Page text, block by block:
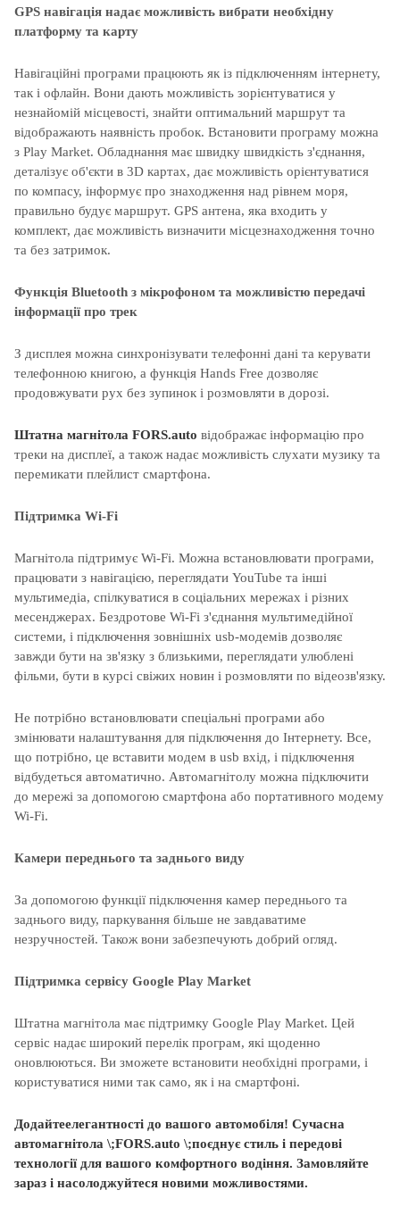
GPS навігація надає можливість вибрати необхідну
платформу та карту
Навігаційні програми працюють як із підключенням інтернету,
так і офлайн. Вони дають можливість зорієнтуватися у
незнайомій місцевості, знайти оптимальний маршрут та
відображають наявність пробок. Встановити програму можна
з Play Market. Обладнання має швидку швидкість з'єднання,
деталізує об'єкти в 3D картах, дає можливість орієнтуватися
по компасу, інформує про знаходження над рівнем моря,
правильно будує маршрут. GPS антена, яка входить у
комплект, дає можливість визначити місцезнаходження точно
та без затримок.
Функція Bluetooth з мікрофоном та можливістю передачі
інформації про трек
З дисплея можна синхронізувати телефонні дані та керувати
телефонною книгою, а функція Hands Free дозволяє
продовжувати рух без зупинок і розмовляти в дорозі.
Штатна магнітола FORS.auto відображає інформацію про
треки на дисплеї, а також надає можливість слухати музику та
перемикати плейлист смартфона.
Підтримка Wi-Fi
Магнітола підтримує Wi-Fi. Можна встановлювати програми,
працювати з навігацією, переглядати YouTube та інші
мультимедіа, спілкуватися в соціальних мережах і різних
месенджерах. Бездротове Wi-Fi з'єднання мультимедійної
системи, і підключення зовнішніх usb-модемів дозволяє
завжди бути на зв'язку з близькими, переглядати улюблені
фільми, бути в курсі свіжих новин і розмовляти по відеозв'язку.
Не потрібно встановлювати спеціальні програми або
змінювати налаштування для підключення до Інтернету. Все,
що потрібно, це вставити модем в usb вхід, і підключення
відбудеться автоматично. Автомагнітолу можна підключити
до мережі за допомогою смартфона або портативного модему
Wi-Fi.
Камери переднього та заднього виду
За допомогою функції підключення камер переднього та
заднього виду, паркування більше не завдаватиме
незручностей. Також вони забезпечують добрий огляд.
Підтримка сервісу Google Play Market
Штатна магнітола має підтримку Google Play Market. Цей
сервіс надає широкий перелік програм, які щоденно
оновлюються. Ви зможете встановити необхідні програми, і
користуватися ними так само, як і на смартфоні.
Додайтеелегантності до вашого автомобіля! Сучасна
автомагнітола \;FORS.auto \;поєднуєстиль і передові
технологіїдля вашого комфортного водіння. Замовляйте
зараз і насолоджуйтеся новими можливостями.